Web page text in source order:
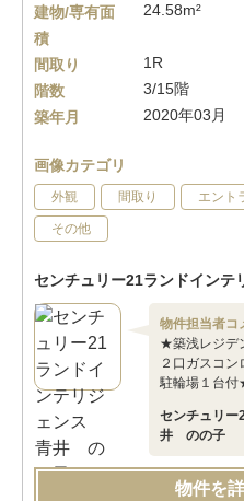
建物/専有面
積
24.58m²
間取り
1R
階数
3/15階
築年月
2020年03月
画像カテゴリ
外観 間取り エント
その他
センチュリー21ランドインテ
物件担当者コ
★築浅レジデ
２口ガスコ
駐輪場１台
センチュリ
井 のの子
物件を